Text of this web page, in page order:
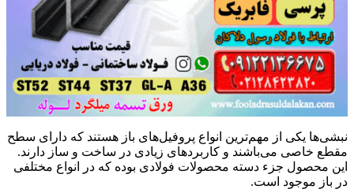
نبشی‌ها یکی از مهم‌ترین انواع پروفیل‌های باز هستند که دارای سطح
مقطع خاصی می‌باشند و کاربردهای زیادی در ساخت و ساز دارند.
این محصول جزء دسته محصولات فولادی بوده که در انواع مختلفی
در باز موجود است.